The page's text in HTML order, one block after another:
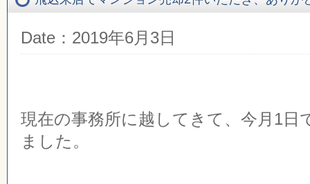
Date：2019年6月3日
現在の事務所に越してきて、今月1日
ました。